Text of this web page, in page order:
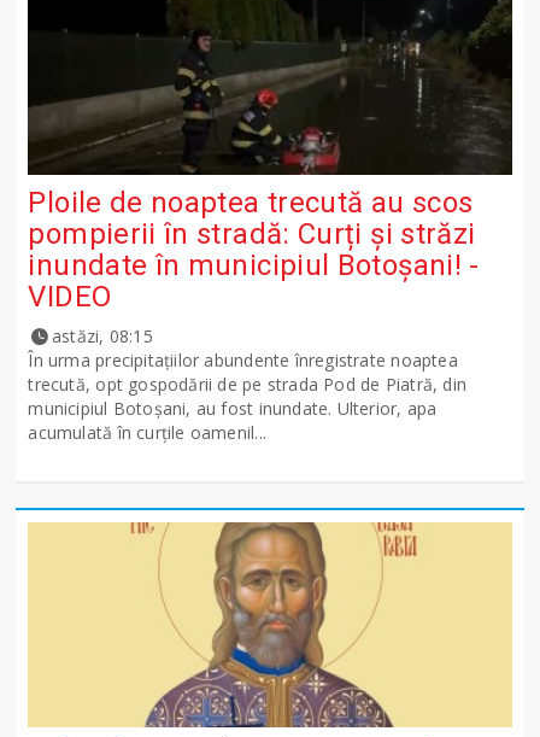
Ploile de noaptea trecută au scos
pompierii în stradă: Curți și străzi
inundate în municipiul Botoșani! -
VIDEO
astăzi, 08:15
În urma precipitațiilor abundente înregistrate noaptea
trecută, opt gospodării de pe strada Pod de Piatră, din
municipiul Botoșani, au fost inundate. Ulterior, apa
acumulată în curțile oamenil...